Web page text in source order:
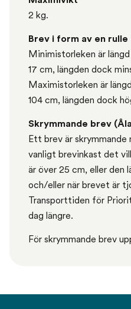
2 kg.
Brev i form av en rulle
Minimistorleken är
17 cm, längden dock
Maximistorleken är
104 cm, längden dock
Skrymmande brev
Ett brev är
vanligt brevinkast det
är över 25 cm, eller den
och/eller när brevet är
Transporttiden för
dag längre.
För skrymmande brev